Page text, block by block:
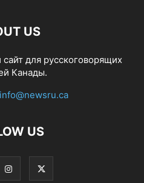
US
для русскоговорящих
Канады.
info@newsru.ca
US